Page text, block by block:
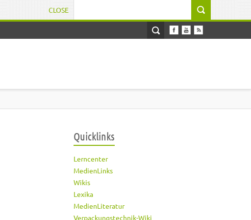
CLOSE
Quicklinks
Lerncenter
MedienLinks
Wikis
Lexika
MedienLiteratur
Verpackungstechnik-Wiki